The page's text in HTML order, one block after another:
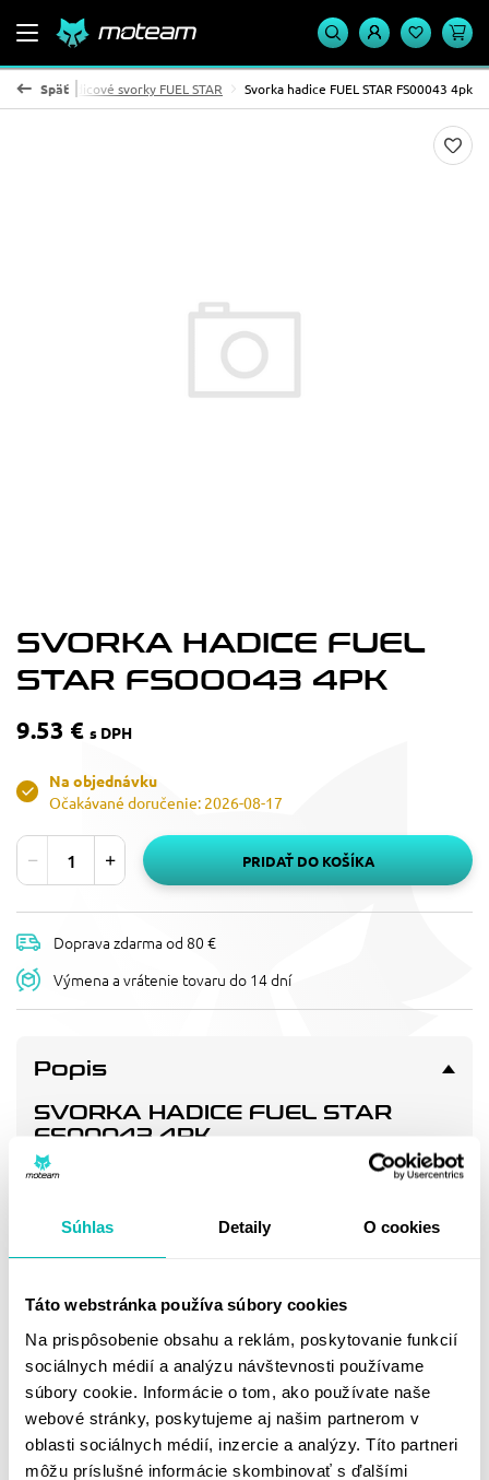
Súhlas Detaily O cookies
Táto webstránka používa súbory cookies
Na prispôsobenie obsahu a reklám, poskytovanie funkcií
sociálnych médií a analýzu návštevnosti používame
súbory cookie. Informácie o tom, ako používate naše
webové stránky, poskytujeme aj našim partnerom v
oblasti sociálnych médií, inzercie a analýzy. Títo partneri
môžu príslušné informácie skombinovať s ďalšími
SpäťHadicové svorky FUEL STAR Svorka hadice FUEL STAR FS00043 4pk
SVORKA HADICE FUEL
STAR FS00043 4PK
9.53 € s DPH
Na objednávku
Očakávané doručenie: 2026-08-17
PRIDAŤ DO KOŠÍKA
Doprava zdarma od 80 €
Výmena a vrátenie tovaru do 14 dní
Popis
SVORKA HADICE FUEL STAR
FS00043 4PK
FS013-0012 Clamp refill kit. Contains 4 band type clamps
Doprava a vrátenie
MOHLO BY SA VÁM
PÁČIŤ